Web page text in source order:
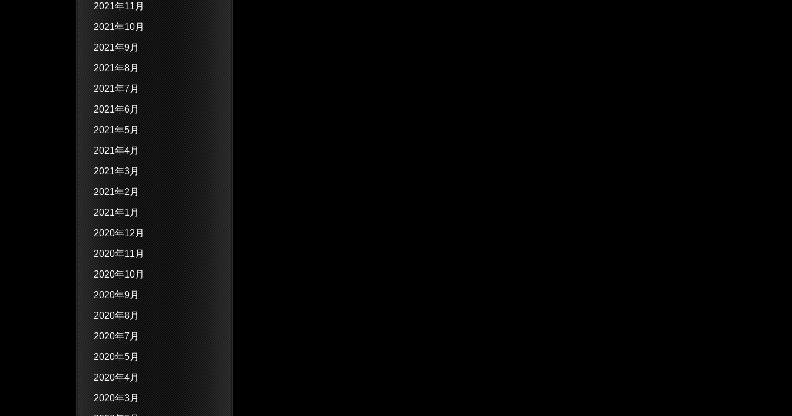
2021年11月
2021年10月
2021年9月
2021年8月
2021年7月
2021年6月
2021年5月
2021年4月
2021年3月
2021年2月
2021年1月
2020年12月
2020年11月
2020年10月
2020年9月
2020年8月
2020年7月
2020年5月
2020年4月
2020年3月